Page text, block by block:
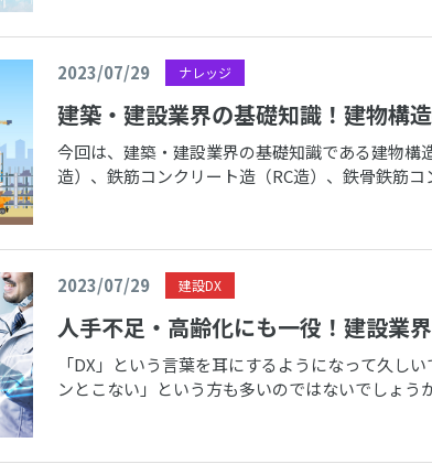
2023/07/29 ナレッジ
建築・建設業界の基礎知識！建物構
今回は、建築・建設業界の基礎知識である建物構
造）、鉄筋コンクリート造（RC造）、鉄骨鉄筋
2023/07/29 建設DX
人手不足・高齢化にも一役！建設業
「DX」という言葉を耳にするようになって久し
ンとこない」という方も多いのではないでしょ